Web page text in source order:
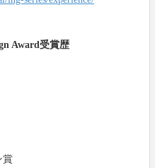
Award受賞歴
賞